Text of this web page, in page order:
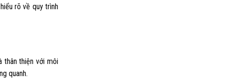
rõ về quy trình
thân thiện với môi
quanh.